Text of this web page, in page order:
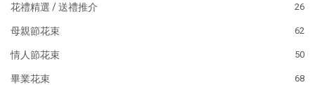
花禮精選 / 送禮推介 26
母親節花束 62
情人節花束 50
畢業花束 68